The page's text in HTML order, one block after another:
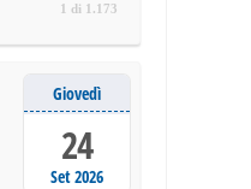
1 di 1.173
Set 2026
Giovedì
24